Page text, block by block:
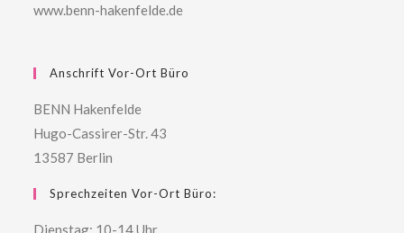
www.benn-hakenfelde.de
Anschrift Vor-Ort Büro
BENN Hakenfelde
Hugo-Cassirer-Str. 43
13587 Berlin
Sprechzeiten Vor-Ort Büro:
Dienstag: 10-14 Uhr